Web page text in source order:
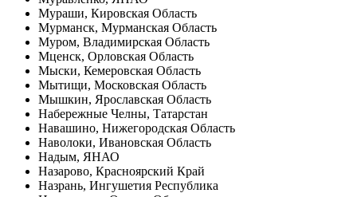
Мураши, Кировская Область
Мурманск, Мурманская Область
Муром, Владимирская Область
Мценск, Орловская Область
Мыски, Кемеровская Область
Мытищи, Московская Область
Мышкин, Ярославская Область
Набережные Челны, Татарстан
Навашино, Нижегородская Область
Наволоки, Ивановская Область
Надым, ЯНАО
Назарово, Красноярский Край
Назрань, Ингушетия Республика